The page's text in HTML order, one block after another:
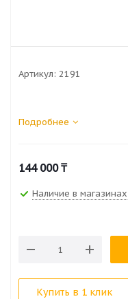
Артикул: 2191
Подробнее
144 000₸
Наличие в магазинах
Купить в 1 клик